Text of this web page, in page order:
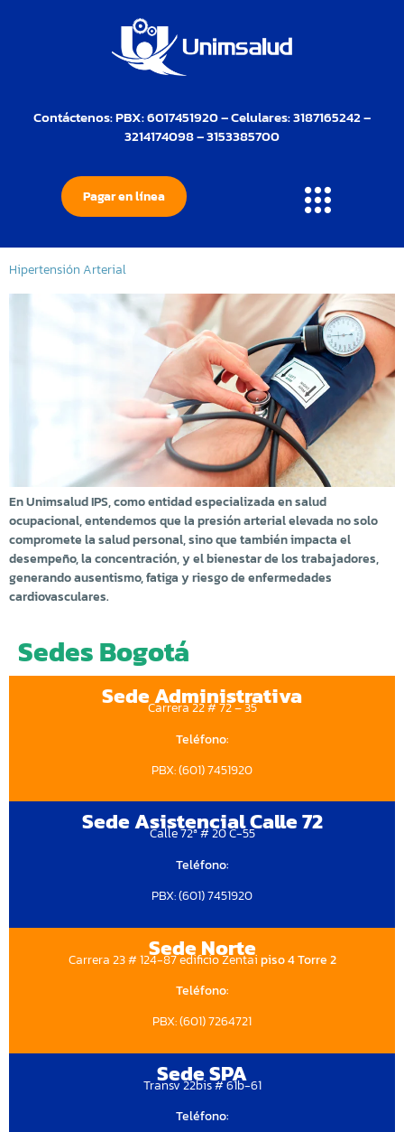
Contáctenos: PBX: 6017451920 – Celulares: 3187165242 –
3214174098 – 3153385700
Pagar en línea
Hipertensión Arterial
En Unimsalud IPS, como entidad especializada en salud
ocupacional, entendemos que la presión arterial elevada no solo
compromete la salud personal, sino que también impacta el
desempeño, la concentración, y el bienestar de los trabajadores,
generando ausentismo, fatiga y riesgo de enfermedades
cardiovasculares.
Sedes Bogotá
Sede Administrativa
Carrera 22 # 72 – 35
Teléfono:
PBX: (601) 7451920
Sede Asistencial Calle 72
Calle 72ª # 20 C-55
Teléfono:
PBX: (601) 7451920
Sede Norte
Carrera 23 # 124-87 edificio Zentaipiso 4 Torre 2
Teléfono:
PBX: (601) 7264721
Sede SPA
Transv 22bis # 61b-61
Teléfono: